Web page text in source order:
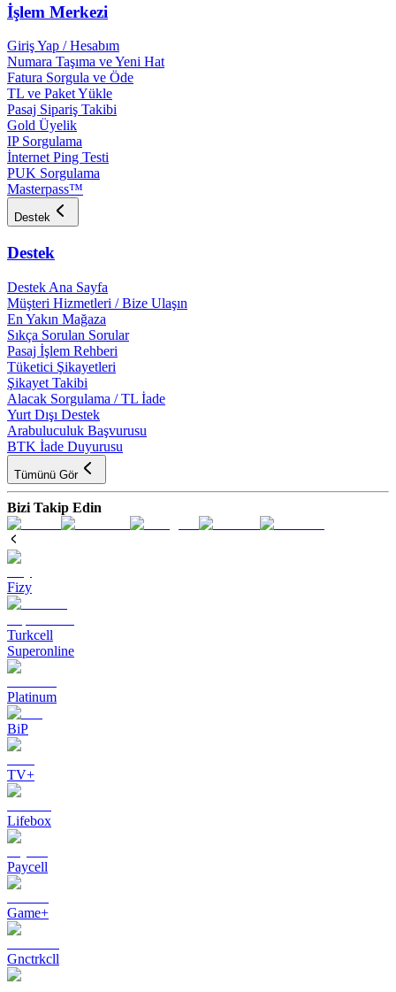
İşlem Merkezi
Giriş Yap / Hesabım
Numara Taşıma ve Yeni Hat
Fatura Sorgula ve Öde
TL ve Paket Yükle
Pasaj Sipariş Takibi
Gold Üyelik
IP Sorgulama
İnternet Ping Testi
PUK Sorgulama
Masterpass™
Destek
Destek
Destek Ana Sayfa
Müşteri Hizmetleri / Bize Ulaşın
En Yakın Mağaza
Sıkça Sorulan Sorular
Pasaj İşlem Rehberi
Tüketici Şikayetleri
Şikayet Takibi
Alacak Sorgulama / TL İade
Yurt Dışı Destek
Arabuluculuk Başvurusu
BTK İade Duyurusu
Tümünü Gör
Bizi Takip Edin
Fizy
Turkcell
Superonline
Platinum
BiP
TV+
Lifebox
Paycell
Game+
Gnctrkcll